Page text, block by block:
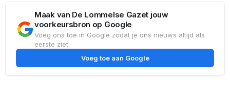
Maak van De Lommelse Gazet jouw
voorkeursbron op Google
Voeg ons toe in Google zodat je ons nieuws altijd als
eerste ziet.
Voeg toe aan Google